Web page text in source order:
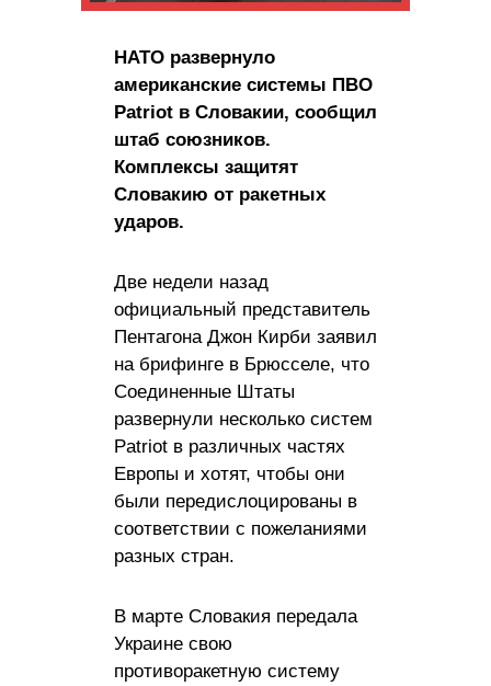
НАТО развернуло
американские системы ПВО
Patriot в Словакии, сообщил
штаб союзников.
Комплексы защитят
Словакию от ракетных
ударов.
Две недели назад
официальный представитель
Пентагона Джон Кирби заявил
на брифинге в Брюсселе, что
Соединенные Штаты
развернули несколько систем
Patriot в различных частях
Европы и хотят, чтобы они
были передислоцированы в
соответствии с пожеланиями
разных стран.
В марте Словакия передала
Украине свою
противоракетную систему